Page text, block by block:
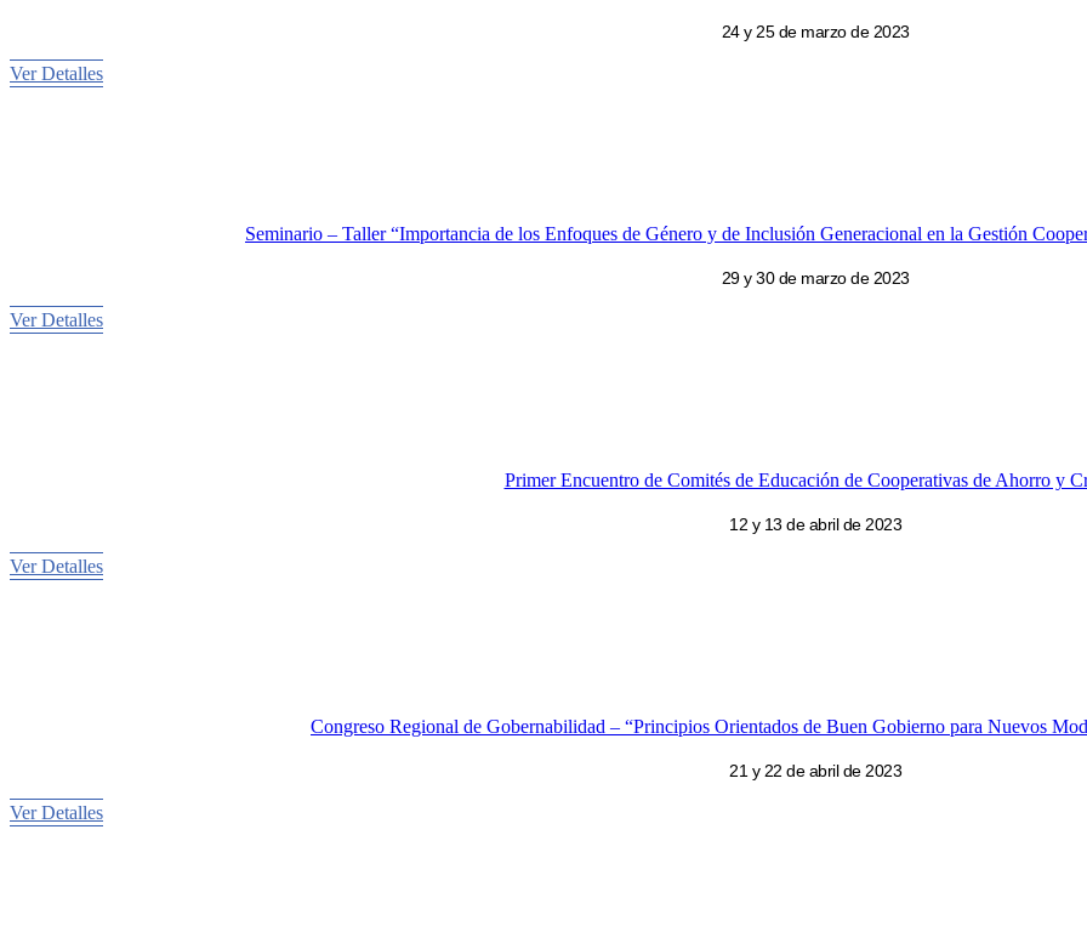
24 y 25 de marzo de 2023
Ver Detalles
Seminario – Taller “Importancia de los Enfoques de Género y de Inclusión Generacional en la Gestión
29 y 30 de marzo de 2023
Ver Detalles
Primer Encuentro de Comités de Educación de Cooperativas de Ahorro y
12 y 13 de abril de 2023
Ver Detalles
Congreso Regional de Gobernabilidad – “Principios Orientados de Buen Gobierno para Nuevos
21 y 22 de abril de 2023
Ver Detalles